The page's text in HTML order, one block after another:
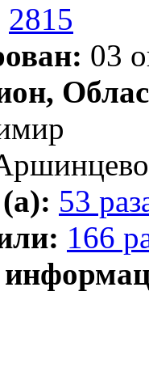
2815
03
53
166